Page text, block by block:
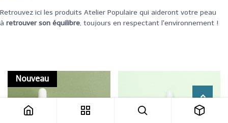
Retrouvez ici les produits Atelier Populaire qui aideront votre peau
à retrouver son équilibre, toujours en respectant l'environnement !
Nouveau